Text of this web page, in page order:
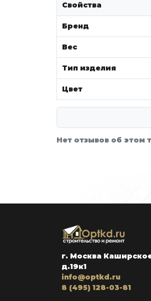
Свойства
Бренд
Вес
Тип изделия
Цвет
Нет отзывов об этом
г. Москва
д.19к1
info@optkd.ru
8 (495) 128-03-81